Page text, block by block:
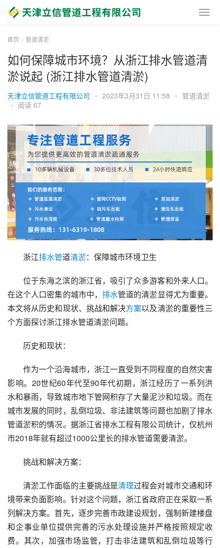
首页 管道清淤
如何保障城市环境？从浙江排水管道清
淤说起 (浙江排水管道清淤)
天津立信管道工程有限公司 • 2023年3月31日 11:58 • 管道清淤
• 阅读 67
浙江排水管道清淤：保障城市环境卫生
位于东海之滨的浙江省，吸引了众多游客和外来人口。
在这个人口密集的城市中， 排水管道的清淤显得尤为重要。
本文将从历史和现状、挑战和解决方案以及清淤的重要性三
个方面探讨浙江排水管道清淤问题。
历史和现状：
作为一个沿海城市，浙江一直受到不同程度的自然灾害
影响。20世纪60年代至90年代初期，浙江经历了一系列洪
水和暴雨，导致城市地下管网积存了大量泥沙和垃圾。而在
城市发展的同时，乱倒垃圾、非法建筑等问题也加剧了排水
管道淤积的情况。据浙江省排水工程有限公司统计，仅杭州
市2018年就有超过1000公里长的排水管道需要清淤。
挑战和解决方案：
清淤工作面临的主要挑战是清理过程会对城市交通和环
境带来负面影响。针对这个问题，浙江省政府正在采取一系
列解决方案。首先，逐步完善市政建设规划，强制新建楼盘
和企事业单位提供完善的污水处理设施并严格按照规定收
费。其次，加强市场监管，打击非法建筑和乱倒垃圾等行